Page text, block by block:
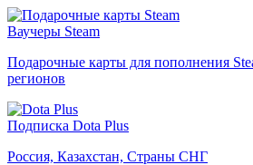
Ваучеры Steam
Подарочные карты для пополнения
регионов
Подписка Dota Plus
Россия, Казахстан, Страны СНГ